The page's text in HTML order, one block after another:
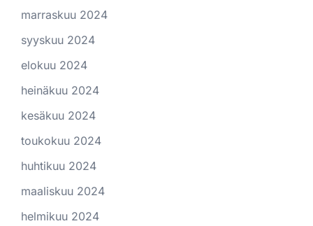
marraskuu 2024
syyskuu 2024
elokuu 2024
heinäkuu 2024
kesäkuu 2024
toukokuu 2024
huhtikuu 2024
maaliskuu 2024
helmikuu 2024